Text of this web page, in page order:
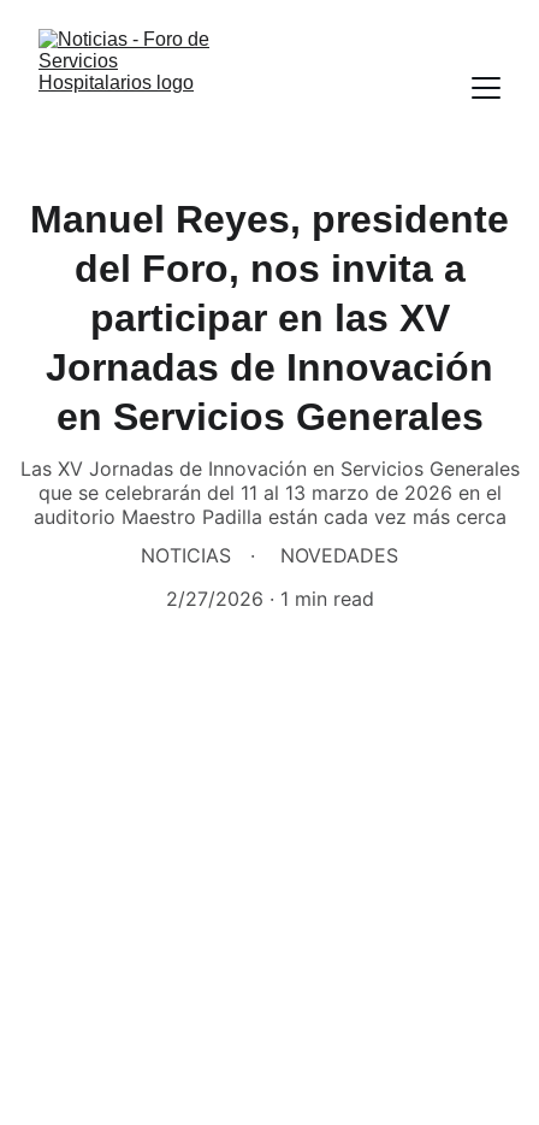
Manuel Reyes, presidente
del Foro, nos invita a
participar en las XV
Jornadas de Innovación
en Servicios Generales
Las XV Jornadas de Innovación en Servicios Generales
que se celebrarán del 11 al 13 marzo de 2026 en el
auditorio Maestro Padilla están cada vez más cerca
NOTICIAS
NOVEDADES
2/27/2026
1 min read